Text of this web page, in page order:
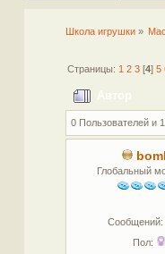
Школа игрушки »
Страницы: 1 2 3 [4]5
Автор
0 Пользователей и
Глобальный
Сообщений:
Пол: